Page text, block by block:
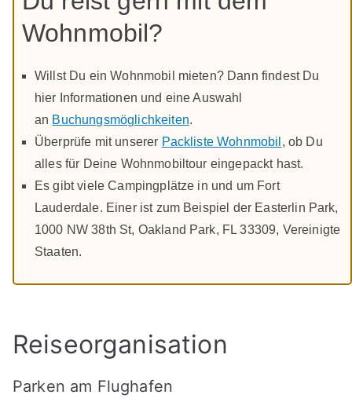
Wohnmobil?
Willst Du ein Wohnmobil mieten? Dann findest Du
hier Informationen und eine Auswahl
an Buchungsmöglichkeiten.
Überprüfe mit unserer Packliste Wohnmobil , ob Du
alles für Deine Wohnmobiltour eingepackt hast.
Es gibt viele Campingplätze in und um Fort
Lauderdale. Einer ist zum Beispiel der Easterlin Park,
1000 NW 38th St, Oakland Park, FL 33309, Vereinigte
Staaten.
Reiseorganisation
Parken am Flughafen